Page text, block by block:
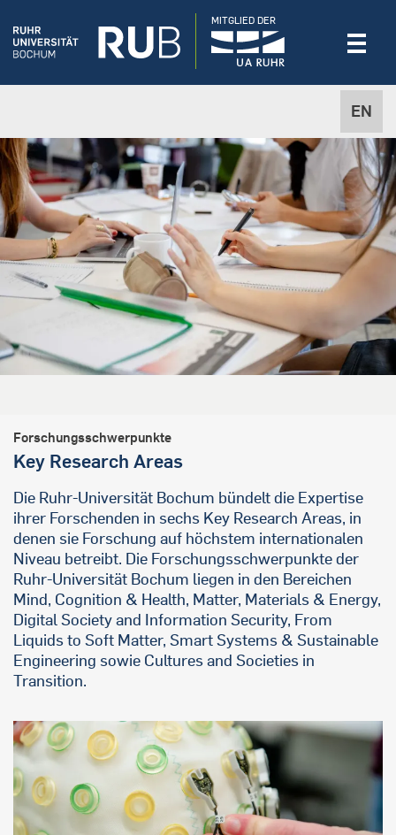
EN
MITGLIED DER
Forschungsschwerpunkte
Key Research Areas
Die Ruhr-Universität Bochum bündelt die Expertise
ihrer Forschenden in sechs Key Research Areas, in
denen sie Forschung auf höchstem internationalen
Niveau betreibt. Die Forschungsschwerpunkte der
Ruhr-Universität Bochum liegen in den Bereichen
Mind, Cognition & Health, Matter, Materials & Energy,
Digital Society and Information Security, From
Liquids to Soft Matter, Smart Systems & Sustainable
Engineering sowie Cultures and Societies in
Transition.